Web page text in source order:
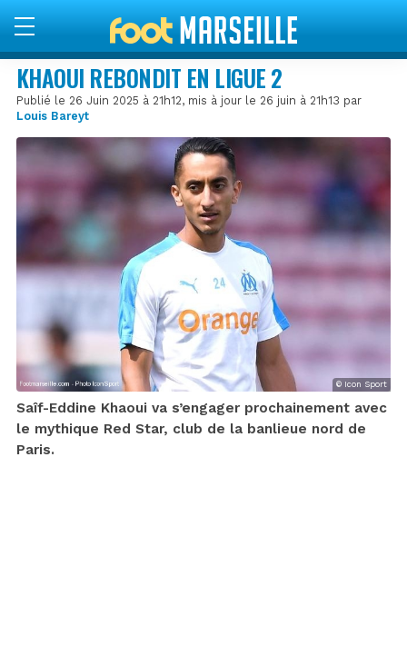
KHAOUI REBONDIT EN LIGUE 2
Publié le 26 Juin 2025 à 21h12, mis à jour le 26 juin à 21h13 par
Louis Bareyt
© Icon Sport
Saîf-Eddine Khaoui va s’engager prochainement avec
le mythique Red Star, club de la banlieue nord de
Paris.